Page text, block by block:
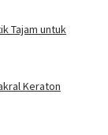
Tajam untuk
Keraton